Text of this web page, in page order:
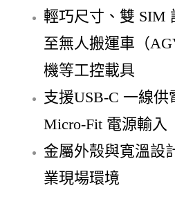
輕巧尺寸、雙 SIM
至無人搬運車（
機等工控載具
支援USB-C 一線供
Micro-Fit 電源輸入
金屬外殼與寬溫設
業現場環境